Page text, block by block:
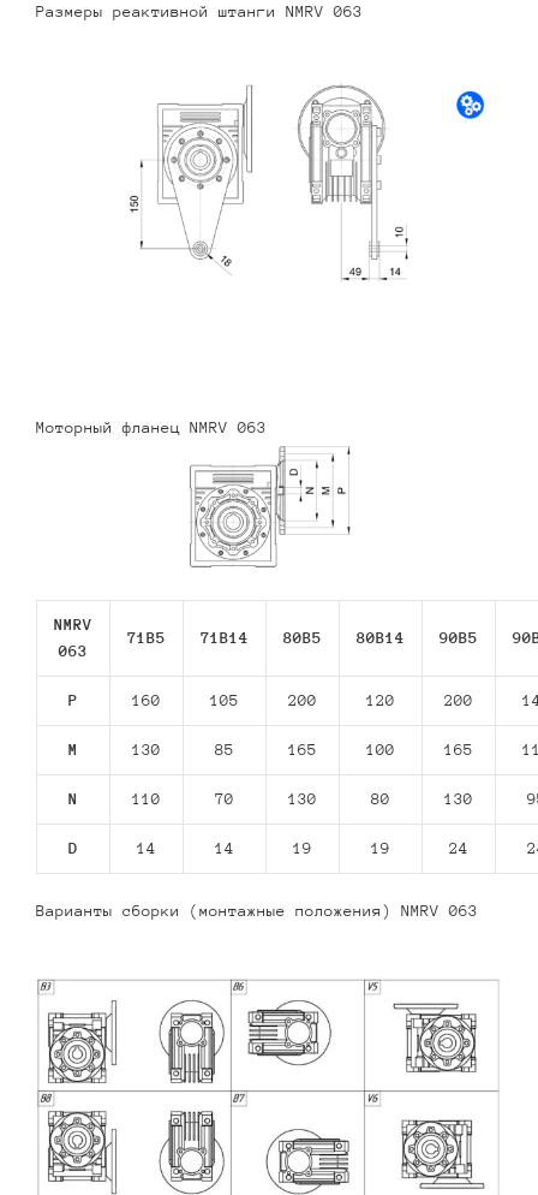
Размеры реактивной штанги NMRV 063
Моторный фланец NMRV 063
NMRV
063
71В5 71В14 80В5 80В14 90В5
P 160 105 200 120 200
M 130 85 165 100 165
N 110 70 130 80 130
D 14 14 19 19 24
Варианты сборки (монтажные положения) NMRV 063